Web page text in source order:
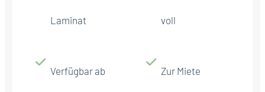
Laminat voll
Verfügbar ab Zur Miete